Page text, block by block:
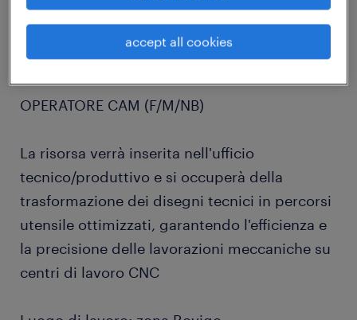
Randstad Inhouse, per azienda del territorio
leader nel settore metalmeccanico, ricerca un
OPERATORE CAM (F/M/NB)
La risorsa verrà inserita nell'ufficio
tecnico/produttivo e si occuperà della
trasformazione dei disegni tecnici in percorsi
utensile ottimizzati, garantendo l'efficienza e
la precisione delle lavorazioni meccaniche su
centri di lavoro CNC
accept all cookies